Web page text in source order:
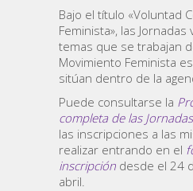
Bajo el título «Voluntad
Feminista», las
temas que se trabajan
Movimiento Feminista
sitúan dentro de la
Puede consultarse la
completa de las Jornadas
las inscripciones a las
realizar entrando en el
inscripción desde el 24
abril.